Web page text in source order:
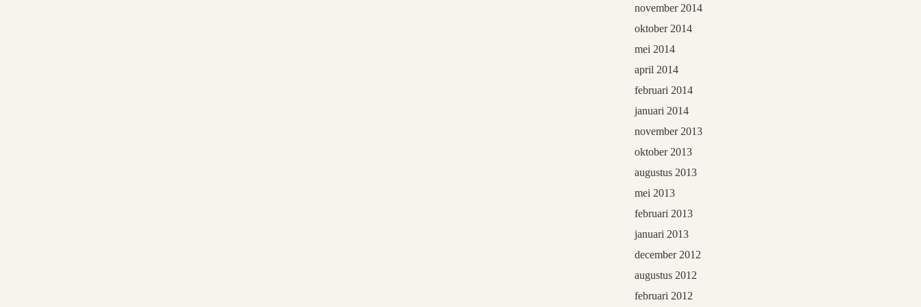
november 2014
oktober 2014
mei 2014
april 2014
februari 2014
januari 2014
november 2013
oktober 2013
augustus 2013
mei 2013
februari 2013
januari 2013
december 2012
augustus 2012
februari 2012